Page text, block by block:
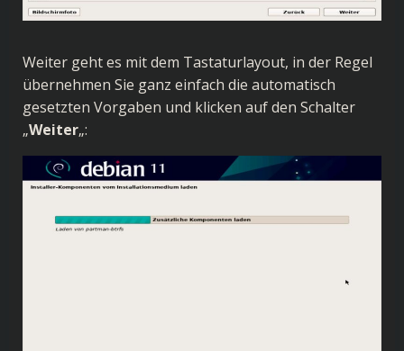
Weiter geht es mit dem Tastaturlayout, in der Regel
übernehmen Sie ganz einfach die automatisch
gesetzten Vorgaben und klicken auf den Schalter
„Weiter„: